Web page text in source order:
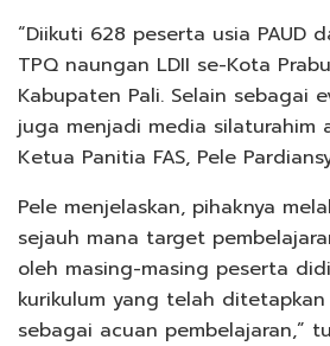
“Diikuti 628 peserta usia PAUD
TPQ naungan LDII se-Kota
Kabupaten Pali. Selain sebagai
juga menjadi media silaturahim
Ketua Panitia FAS, Pele
Pele menjelaskan, pihaknya
sejauh mana target
oleh masing-masing peserta
kurikulum yang telah ditetapkan
sebagai acuan pembelajaran,”